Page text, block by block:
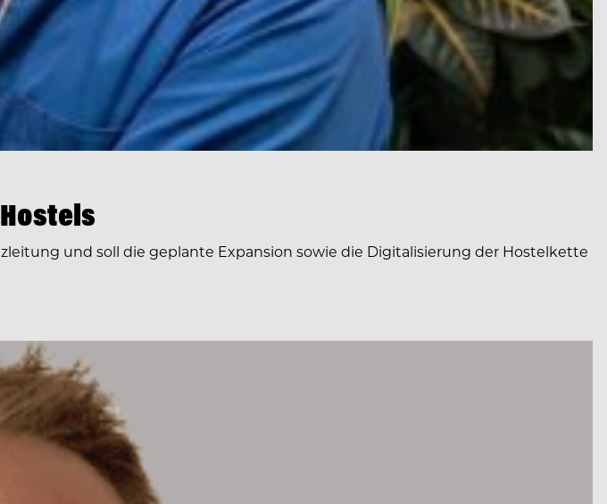
und soll die geplante Expansion sowie die Digitalisierung der Hostelkette